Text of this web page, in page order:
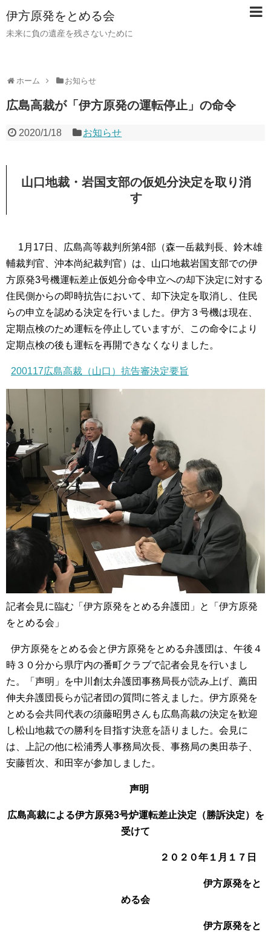
伊方原発をとめる会
未来に負の遺産を残さないために
ホーム お知らせ
広島高裁が「伊方原発の運転停止」の命令
2020/1/18 お知らせ
山口地裁・岩国支部の仮処分決定を取り消
す
1月17日、広島高等裁判所第4部（森一岳裁判長、鈴木雄
輔裁判官、沖本尚紀裁判官）は、山口地裁岩国支部での伊
方原発3号機運転差止仮処分命令申立への却下決定に対する
住民側からの即時抗告において、却下決定を取消し、住民
らの申立を認める決定を行いました。伊方３号機は現在、
定期点検のため運転を停止していますが、この命令により
定期点検の後も運転を再開できなくなりました。
200117広島高裁（山口）抗告審決定要旨
記者会見に臨む「伊方原発をとめる弁護団」と「伊方原発
をとめる会」
伊方原発をとめる会と伊方原発をとめる弁護団は、午後４
時３０分から県庁内の番町クラブで記者会見を行いまし
た。「声明」を中川創太弁護団事務局長が読み上げ、薦田
伸夫弁護団長らが記者団の質問に答えました。伊方原発を
とめる会共同代表の須藤昭男さんも広島高裁の決定を歓迎
し松山地裁での勝利を目指す決意を語りました。会見に
は、上記の他に松浦秀人事務局次長、事務局の奥田恭子、
安藤哲次、和田宰が参加しました。
声明
広島高裁による伊方原発3号炉運転差止決定（勝訴決定）を
受けて
２０２０年１月１７日
伊方原発をと
める会
伊方原発をと